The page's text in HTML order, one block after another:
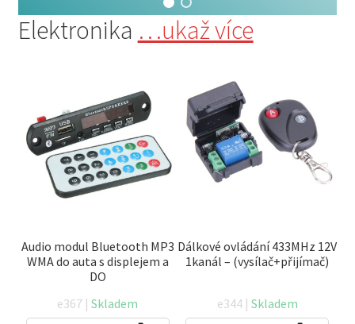
Elektronika …ukaž více
Audio modul Bluetooth MP3
WMA do auta s displejem a
DO
e367 |Skladem
Dálkové ovládání 433MHz 12V
1kanál – (vysílač+přijímač)
e344 | Skladem